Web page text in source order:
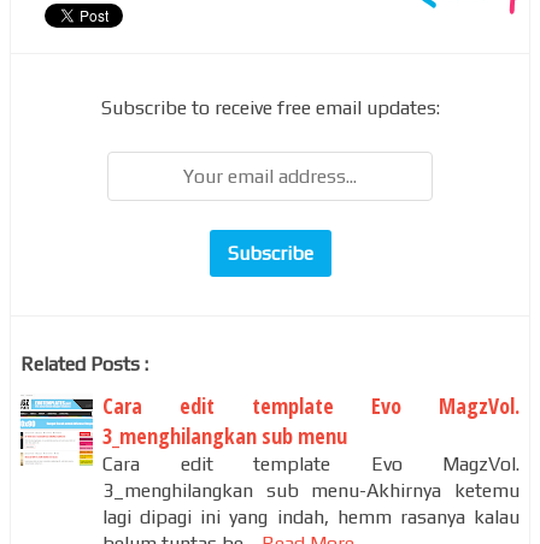
Subscribe to receive free email updates:
Related Posts :
Cara edit template Evo MagzVol.
3_menghilangkan sub menu
Cara edit template Evo MagzVol.
3_menghilangkan sub menu-Akhirnya ketemu
lagi dipagi ini yang indah, hemm rasanya kalau